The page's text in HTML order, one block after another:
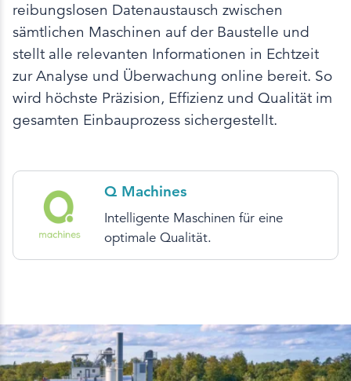
reibungslosen Datenaustausch zwischen
sämtlichen Maschinen auf der Baustelle und
stellt alle relevanten Informationen in Echtzeit
zur Analyse und Überwachung online bereit. So
wird höchste Präzision, Effizienz und Qualität im
gesamten Einbauprozess sichergestellt.
Q Machines
Intelligente Maschinen für eine
optimale Qualität.